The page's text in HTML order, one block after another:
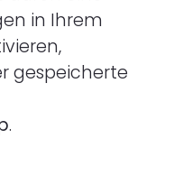
in Ihrem
gespeicherte
.